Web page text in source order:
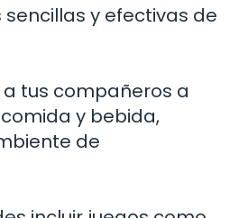
y efectivas de
a tus compañeros a
y bebida,
de